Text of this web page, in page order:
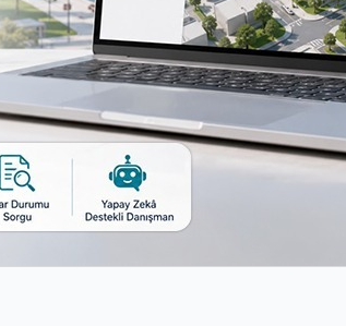
“Geldikleri gibi gidecekler” sözünü
Bursa Milletvekili Hasan Öztürk de
taşımasına dikkat çekti.
dönem Nilüfer Belediye Başkanı
geçirdik. Bizim için önemli olan
almaktır. Şu anda bunun
bu ülkenin geleceğine karar
yerine getirmelidir” dedi.